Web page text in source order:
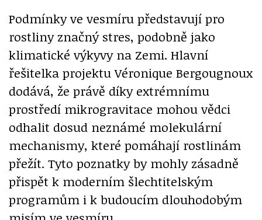
Podmínky ve vesmíru představují pro
rostliny značný stres, podobně jako
klimatické výkyvy na Zemi. Hlavní
řešitelka projektu Véronique Bergougnoux
dodává, že právě díky extrémnímu
prostředí mikrogravitace mohou vědci
odhalit dosud neznámé molekulární
mechanismy, které pomáhají rostlinám
přežít. Tyto poznatky by mohly zásadně
přispět k moderním šlechtitelským
programům i k budoucím dlouhodobým